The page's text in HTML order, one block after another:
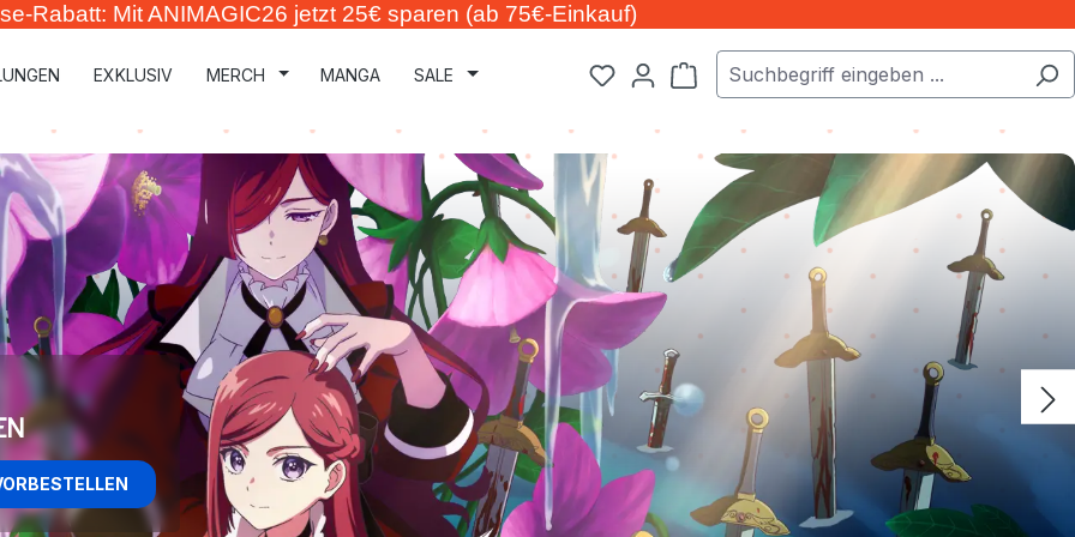
Rabatt: Mit ANIMAGIC26 jetzt 25€ sparen (ab 75€-Einkauf)
EXKLUSIV MERCH MANGA SALE Warenkorb enthält 0 Positionen. Der
KAUFEN